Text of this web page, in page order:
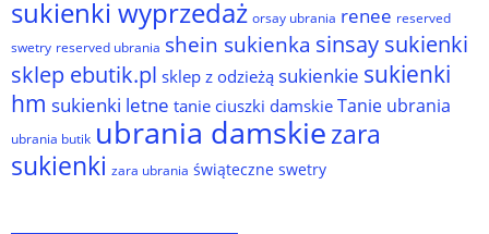
sukienki wyprzedaż orsay ubrania renee reserved
swetry reserved ubrania shein sukienka sinsay sukienki
sklep ebutik.pl sklep z odzieżą sukienkie sukienki
hm sukienki letne tanie ciuszki damskie Tanie ubrania
ubrania butik ubrania damskiezara
sukienki zara ubrania świąteczne swetry